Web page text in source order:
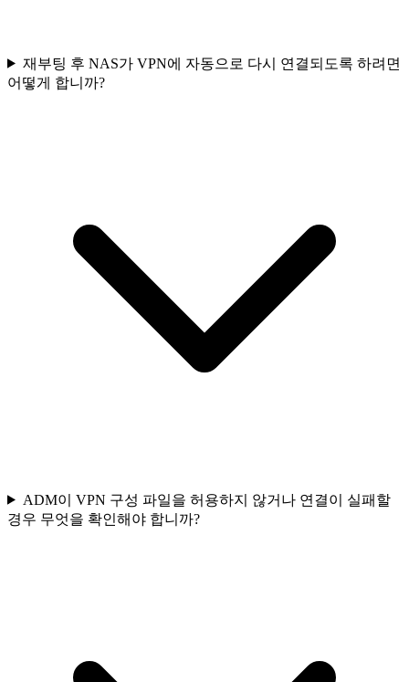
재부팅 후 NAS가 VPN에 자동으로 다시 연결되도록 하려면
어떻게 합니까?
ADM이 VPN 구성 파일을 허용하지 않거나 연결이 실패할
경우 무엇을 확인해야 합니까?